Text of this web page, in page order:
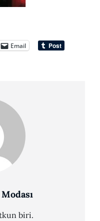
Email
biri.